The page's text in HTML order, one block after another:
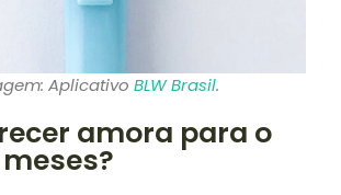
Aplicativo BLW Brasil.
amora para o